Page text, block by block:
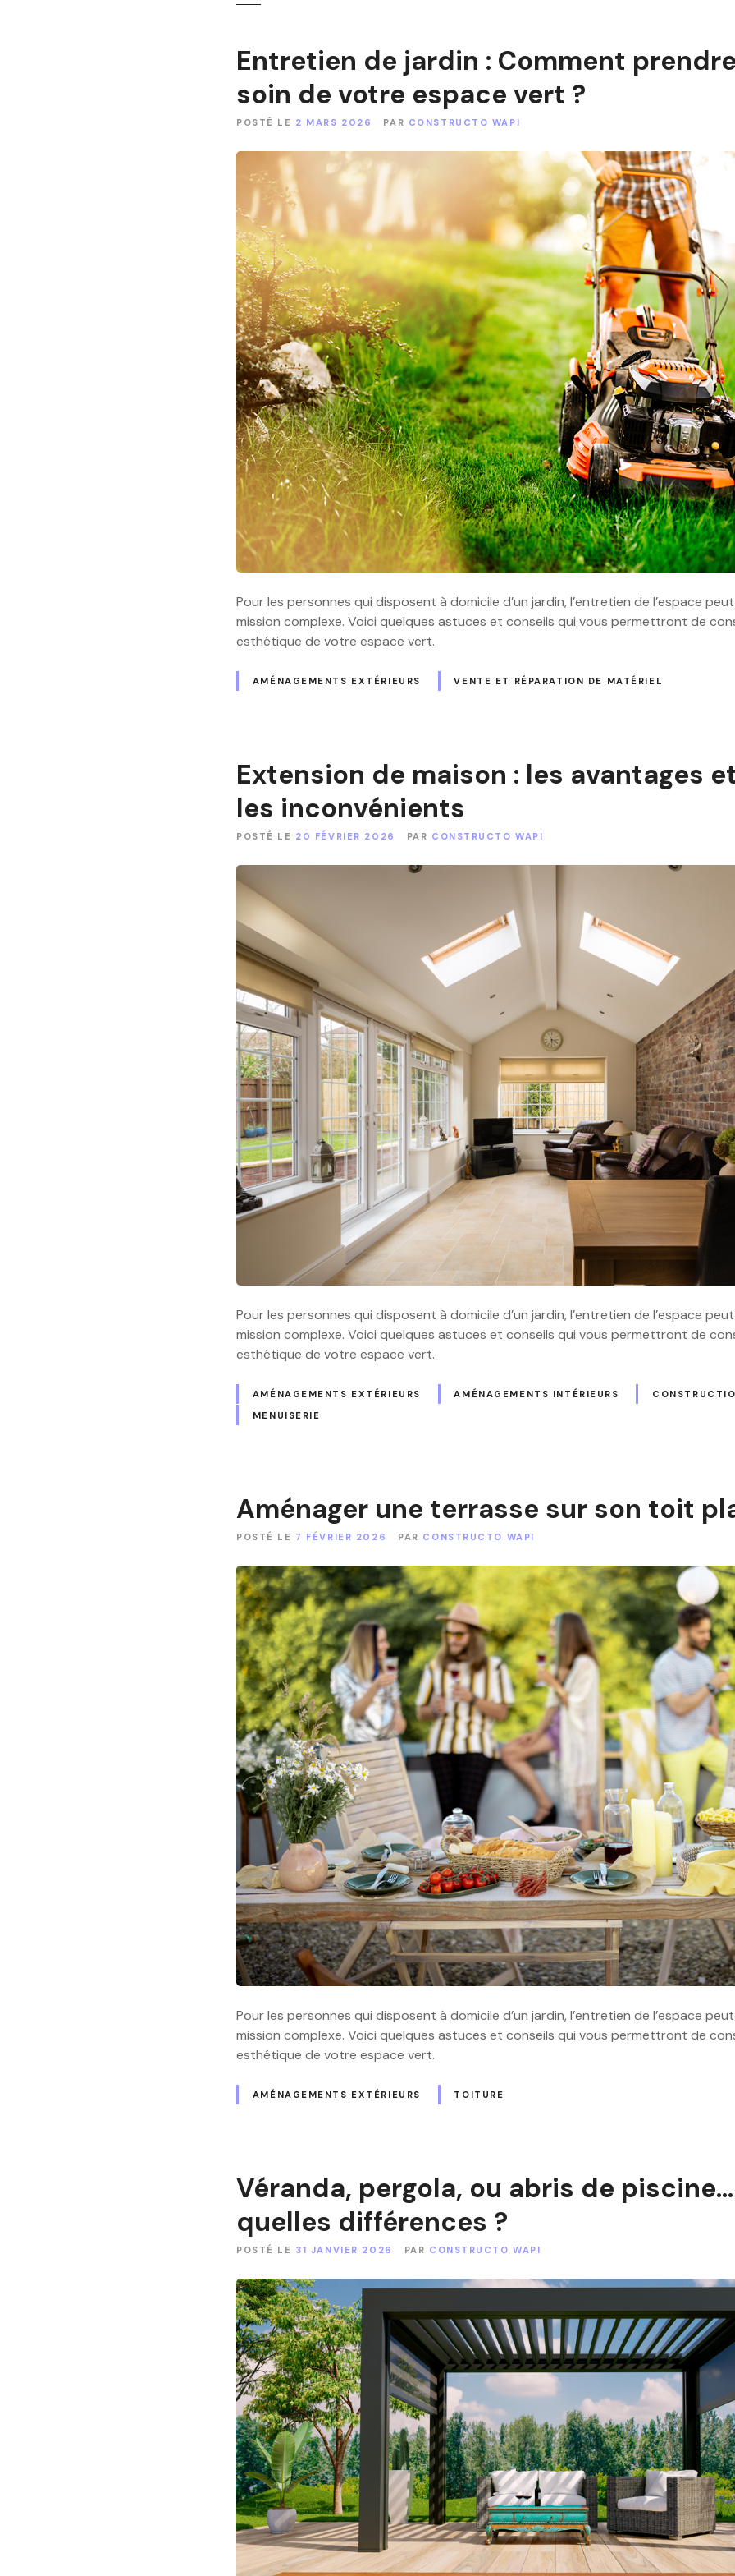
Entretien de jardin : Comment
soin de votre espace vert ?
POSTÉ LE 2 MARS 2026 PAR CONSTRUCTO WAPI
Pour les personnes qui disposent à domicile d’un jardin, l’entretien de l’espace
mission complexe. Voici quelques astuces et conseils qui vous permettront de
esthétique de votre espace vert.
AMÉNAGEMENTS EXTÉRIEURS VENTE ET RÉPARATION DE MATÉRIEL
Extension de maison : les avantages
les inconvénients
POSTÉ LE 20 FÉVRIER 2026 PAR CONSTRUCTO WAPI
Pour les personnes qui disposent à domicile d’un jardin, l’entretien de l’espace
mission complexe. Voici quelques astuces et conseils qui vous permettront de
esthétique de votre espace vert.
AMÉNAGEMENTS EXTÉRIEURS AMÉNAGEMENTS INTÉRIEURS
MENUISERIE
Aménager une terrasse sur son toit
POSTÉ LE 7 FÉVRIER 2026 PAR CONSTRUCTO WAPI
Pour les personnes qui disposent à domicile d’un jardin, l’entretien de l’espace
mission complexe. Voici quelques astuces et conseils qui vous permettront de
esthétique de votre espace vert.
AMÉNAGEMENTS EXTÉRIEURS TOITURE
Véranda, pergola, ou abris de piscine…
quelles différences ?
POSTÉ LE 31 JANVIER 2026 PAR CONSTRUCTO WAPI